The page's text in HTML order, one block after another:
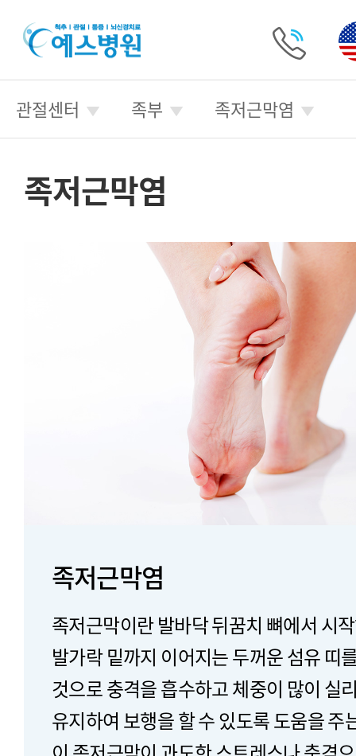
예
스
병
원
걸
관절센터 족부 족저근막염
족저근막염
족저근막염
족저근막이란 발바닥 뒤꿈치 뼈에서 시
발가락 밑까지 이어지는 두꺼운 섬유 띠
것으로 충격을 흡수하고 체중이 많이 실
유지하여 보행을 할 수 있도록 도움을 주